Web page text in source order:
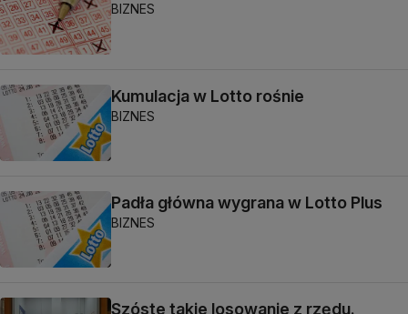
BIZNES
Kumulacja w Lotto rośnie
BIZNES
Padła główna wygrana w Lotto Plus
BIZNES
Szóste takie losowanie z rzędu.